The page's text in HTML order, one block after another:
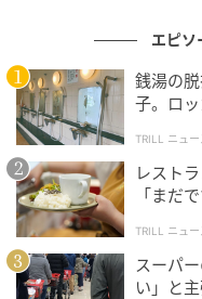
しかし、「ずっと音
でいたのかどうかま
もちろん、ご家族の
ません。
「出来るだけやって
「少しでも穏やかに過
そう願う家族の気持
エピソ
銭湯の
子。ロ
中で拍手
TRILL ニュー
レスト
「まだ
せん」
TRILL ニュー
スーパ
い」と